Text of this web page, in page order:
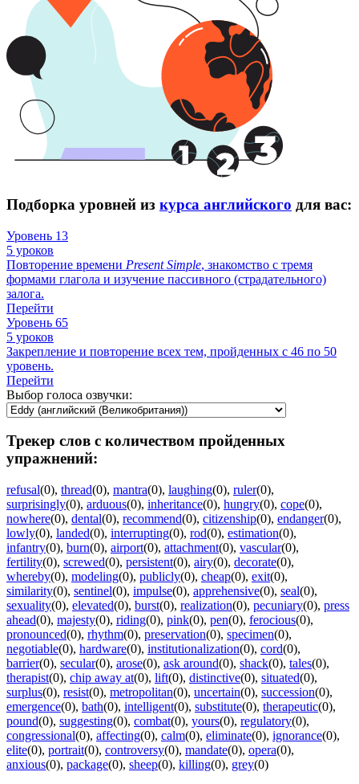
Подборка уровней из курса английского для вас:
Уровень 13
5 уроков
Повторение времени Present Simple, знакомство с тремя
формами глагола и изучение пассивного (страдательного)
залога.
Перейти
Уровень 65
5 уроков
Закрепление и повторение всех тем, пройденных с 46 по 50
уровень.
Перейти
Выбор голоса озвучки:
Трекер слов с количеством пройденных
упражнений:
refusal(0), thread(0), mantra(0), laughing(0), ruler(0),
surprisingly(0), arduous(0), inheritance(0), hungry(0), cope(0),
nowhere(0), dental(0), recommend(0), citizenship(0), endanger(0),
lowly(0), landed(0), interrupting(0), rod(0), estimation(0),
infantry(0), burn(0), airport(0), attachment(0), vascular(0),
fertility(0), screwed(0), persistent(0), airy(0), decorate(0),
whereby(0), modeling(0), publicly(0), cheap(0), exit(0),
similarity(0), sentinel(0), impulse(0), apprehensive(0), seal(0),
sexuality(0), elevated(0), burst(0), realization(0), pecuniary(0), press
ahead(0), majesty(0), riding(0), pink(0), pen(0), ferocious(0),
pronounced(0), rhythm(0), preservation(0), specimen(0),
negotiable(0), hardware(0), institutionalization(0), cord(0),
barrier(0), secular(0), arose(0), ask around(0), shack(0), tales(0),
therapist(0), chip away at(0), lift(0), distinctive(0), situated(0),
surplus(0), resist(0), metropolitan(0), uncertain(0), succession(0),
emergence(0), bath(0), intelligent(0), substitute(0), therapeutic(0),
pound(0), suggesting(0), combat(0), yours(0), regulatory(0),
congressional(0), affecting(0), calm(0), eliminate(0), ignorance(0),
elite(0), portrait(0), controversy(0), mandate(0), opera(0),
anxious(0), package(0), sheep(0), killing(0), grey(0)